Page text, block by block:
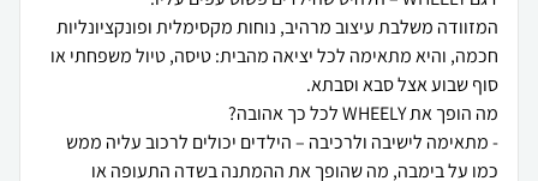
המזוודה משלבת עיצוב מרהיב, נוחות מקסימלית ופונקציונליות
חכמה, והיא מתאימה לכל יציאה מהבית: טיסה, טיול משפחתי או
- מתאימה לישיבה ולרכיבה – הילדים יכולים לרכוב עליה ממש
כמו על בימבה, מה שהופך את ההמתנה בשדה התעופה או